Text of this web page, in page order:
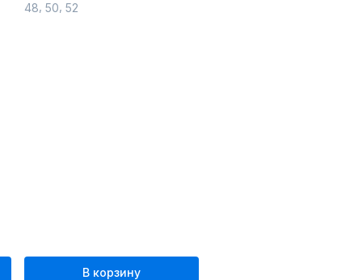
48 50 52
В корзину